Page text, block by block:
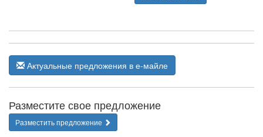
Актуальные предложения в е-майле
Разместите свое предложение
Разместить предложение